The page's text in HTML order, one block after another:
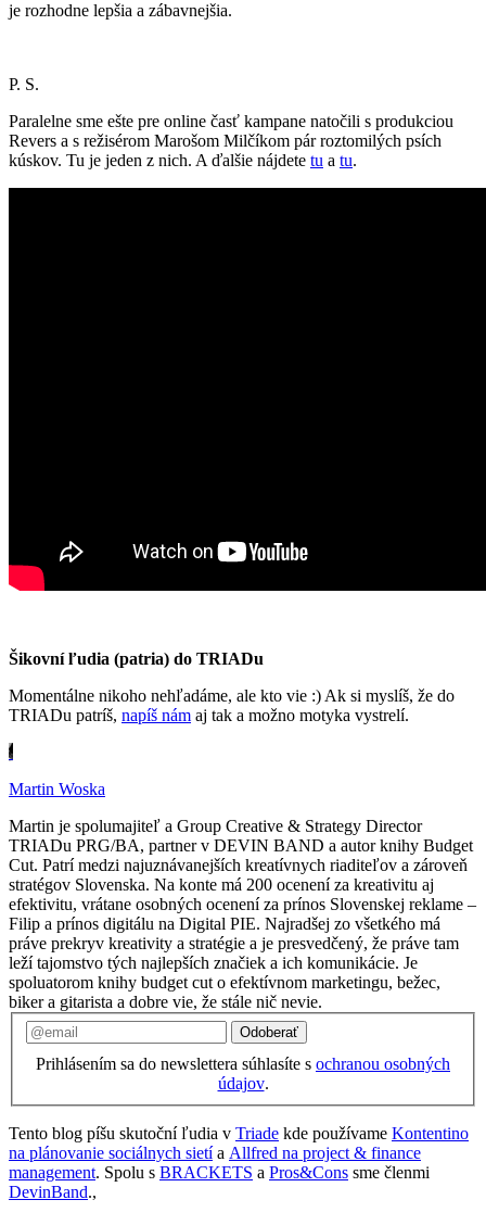
je rozhodne lepšia a zábavnejšia.
P. S.
Paralelne sme ešte pre online časť kampane natočili s produkciou
Revers a s režisérom Marošom Milčíkom pár roztomilých psích
kúskov. Tu je jeden z nich. A ďalšie nájdete tu a tu.
Šikovní ľudia (patria) do TRIADu
Momentálne nikoho nehľadáme, ale kto vie :) Ak si myslíš, že do
TRIADu patríš, napíš nám aj tak a možno motyka vystrelí.
Martin Woska
Martin je spolumajiteľ a Group Creative & Strategy Director
TRIADu PRG/BA, partner v DEVIN BAND a autor knihy Budget
Cut. Patrí medzi najuznávanejších kreatívnych riaditeľov a zároveň
stratégov Slovenska. Na konte má 200 ocenení za kreativitu aj
efektivitu, vrátane osobných ocenení za prínos Slovenskej reklame –
Filip a prínos digitálu na Digital PIE. Najradšej zo všetkého má
práve prekryv kreativity a stratégie a je presvedčený, že práve tam
leží tajomstvo tých najlepších značiek a ich komunikácie. Je
spoluatorom knihy budget cut o efektívnom marketingu, bežec,
biker a gitarista a dobre vie, že stále nič nevie.
Odoberať
Prihlásením sa do newslettera súhlasíte s ochranou osobných
údajov.
Tento blog píšu skutoční ľudia v Triade kde používame Kontentino
na plánovanie sociálnych sietía Allfred na project & finance
management. Spolu s BRACKETS a Pros&Cons sme členmi
DevinBand.,